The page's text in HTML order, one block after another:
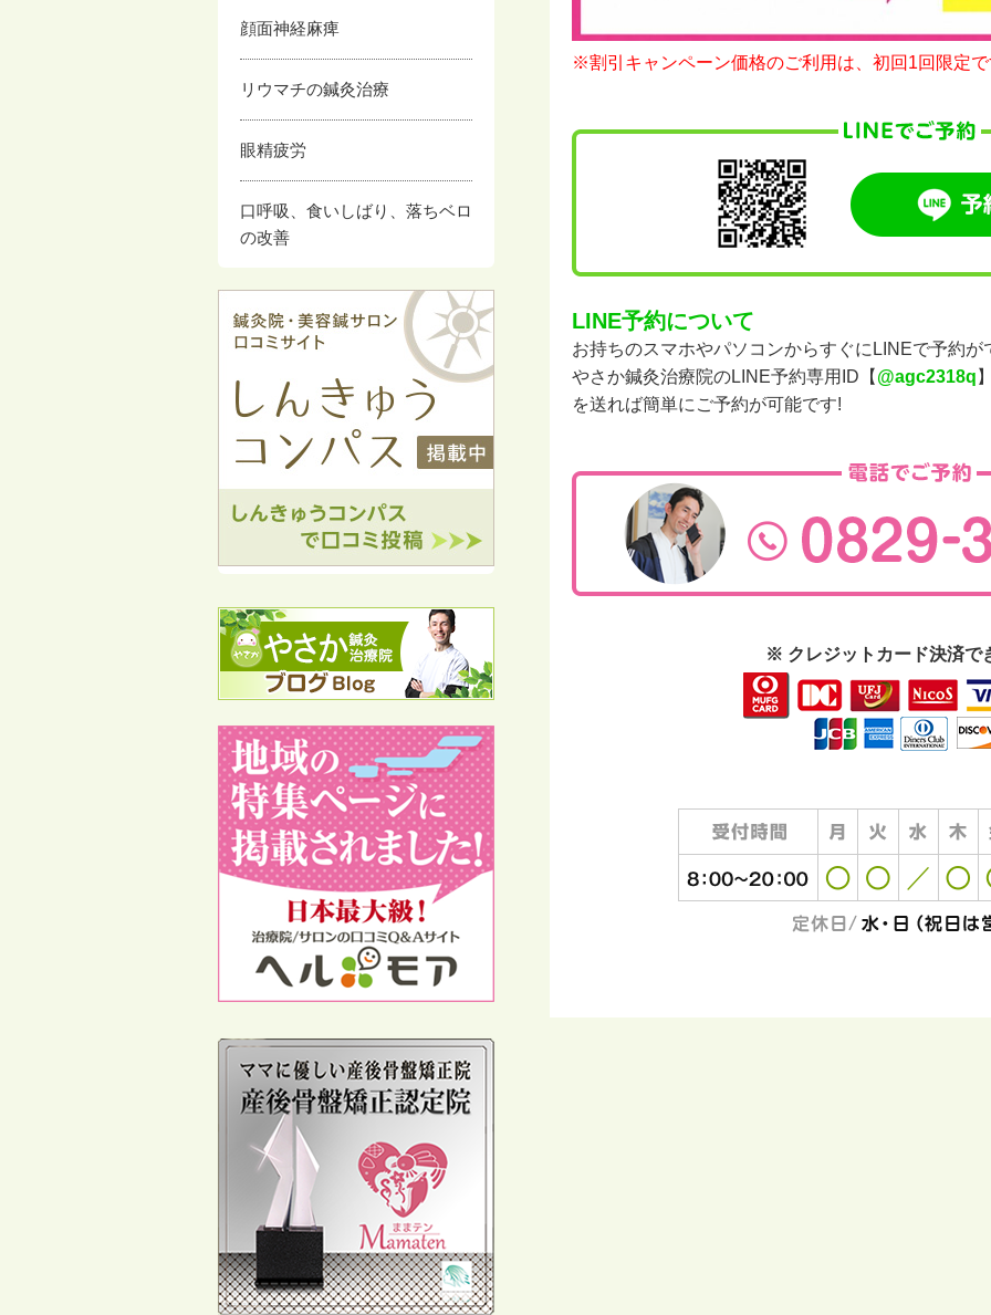
※割引キャンペーン価格のご利用は、初回1回限定
LINE予約について
お持ちのスマホやパソコンからすぐにLINEで予約が
やさか鍼灸治療院のLINE予約専用ID【 @agc2318q
を送れば簡単にご予約が可能です!
※ クレジットカード決済で
顔面神経麻痺
リウマチの鍼灸治療
眼精疲労
口呼吸、食いしばり、落ちベロ
の改善